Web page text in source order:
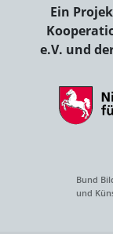
Ein
e.V. und
Bund
und